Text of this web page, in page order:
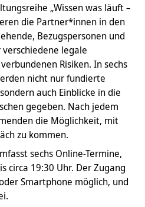
„Wissen was läuft –
die Partner*innen in den
Bezugspersonen und
legale
Risiken. In sechs
nicht nur fundierte
auch Einblicke in die
gegeben. Nach jedem
die Möglichkeit, mit
zu kommen.
sechs Online-Termine,
circa 19:30 Uhr. Der Zugang
Smartphone möglich, und